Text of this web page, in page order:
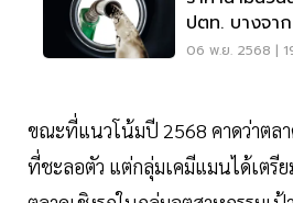
ปตท. บางจา
06 พ.ย. 2568 |
ขณะที่แนวโน้มปี 2568 คาดว่าตลา
ที่ชะลอตัว แต่กลุ่มเคมีแมนได้เตรี